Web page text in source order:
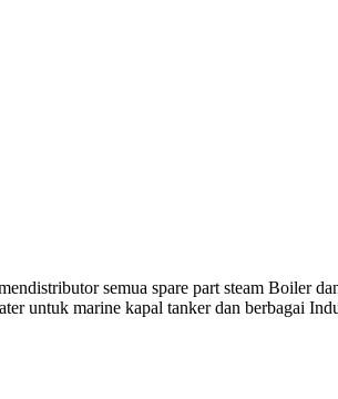
semua spare part steam Boiler
untuk marine kapal tanker dan berbagai